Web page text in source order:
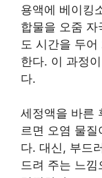
용액에 베이킹
합물을 오줌
도 시간을 두
한다. 이 과정
다.
세정액을 바른
르면 오염 물질
다. 대신, 부드
드려 주는 느